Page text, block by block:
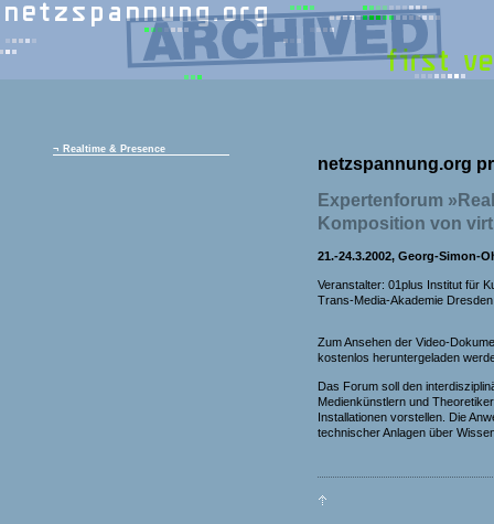
netzspannung.org
Expertenforum
Komposition von
21.-24.3.2002, Georg-Simon-
Veranstalter: 01plus Institut für
Trans-Media-Akademie
Zum Ansehen der Video-
kostenlos heruntergeladen
Das Forum soll den
Medienkünstlern und
Installationen vorstellen. Die
technischer Anlagen über
¬ Realtime & Presence